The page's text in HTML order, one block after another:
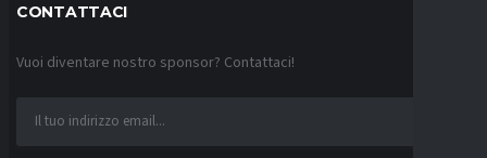
CONTATTACI
Vuoi diventare nostro sponsor? Contattaci!